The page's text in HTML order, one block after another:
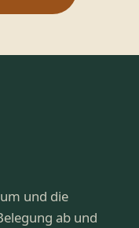
und die
ab und